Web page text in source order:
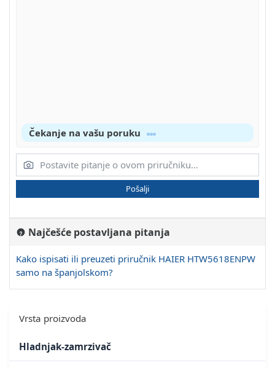
Čekanje na vašu poruku
Pošalji
Najčešće postavljana pitanja
Kako ispisati ili preuzeti priručnik HAIER HTW5618ENPW
samo na španjolskom?
Vrsta proizvoda
Hladnjak-zamrzivač